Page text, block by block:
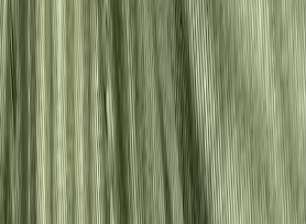
товаров
Вопросы и ответы Контакты